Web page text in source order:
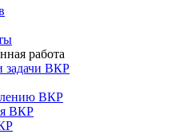
работа
задачи ВКР
ВКР
ВКР